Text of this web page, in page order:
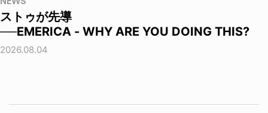
ストゥが先導
──EMERICA - WHY ARE YOU DOING THIS?
2026.08.04